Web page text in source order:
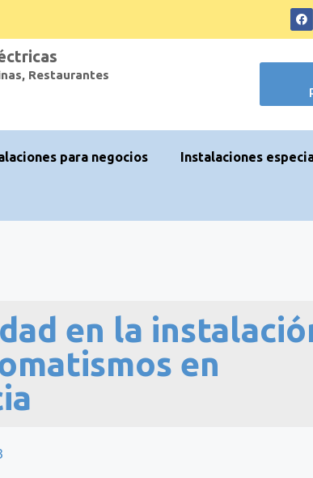
Restaurantes
para negocios Instalaciones
en la
en